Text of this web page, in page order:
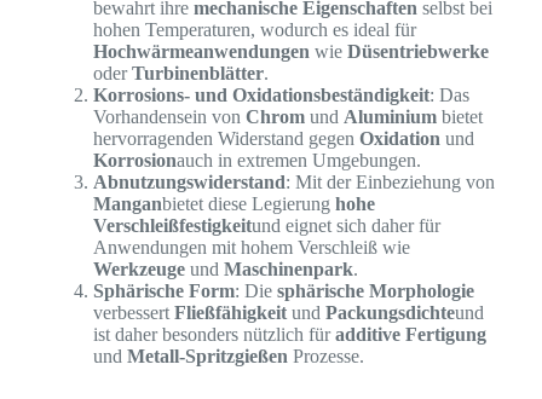
bewahrt ihre mechanische Eigenschaften selbst bei
hohen Temperaturen, wodurch es ideal für
Hochwärmeanwendungen wie Düsentriebwerke
oderTurbinenblätter.
Korrosions- und Oxidationsbeständigkeit: Das
Vorhandensein von Chromund Aluminiumbietet
hervorragenden Widerstand gegen Oxidation und
Korrosionauch in extremen Umgebungen.
Abnutzungswiderstand: Mit der Einbeziehung von
Manganbietet diese Legierung hohe
Verschleißfestigkeitund eignet sich daher für
Anwendungen mit hohem Verschleiß wie
Werkzeugeund Maschinenpark.
Sphärische Form: Die sphärische Morphologie
verbessert Fließfähigkeitund Packungsdichteund
ist daher besonders nützlich füradditive Fertigung
und Metall-Spritzgießen Prozesse.